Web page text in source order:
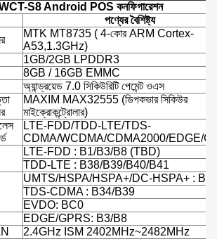
S8 Android POS কনফিগারেশন
পণ্যের বৈশিষ্ট্য
MTK MT8735 ( 4-কোর ARM Cortex-
A53,1.3GHz)
1GB/2GB LPDDR3
8GB / 16GB EMMC
অ্যান্ড্রয়েড 7.0 সিকিউরিটি পেমেন্ট ওএস
MAXIM MAX32555 (ডিপকভার সিকিউর
মাইক্রোকন্ট্রোলার)
LTE-FDD/TDD-LTE/TDS-
CDMA/WCDMA/CDMA2000/EDGE/
LTE-FDD : B1/B3/B8 (TBD)
TDD-LTE : B38/B39/B40/B41
UMTS/HSPA/HSPA+/DC-HSPA+ :
TDS-CDMA : B34/B39
EVDO: BC0
EDGE/GPRS: B3/B8
2.4GHz ISM 2402MHz~2482MHz